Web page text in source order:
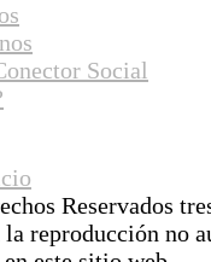
Social
Reservados
reproducción no